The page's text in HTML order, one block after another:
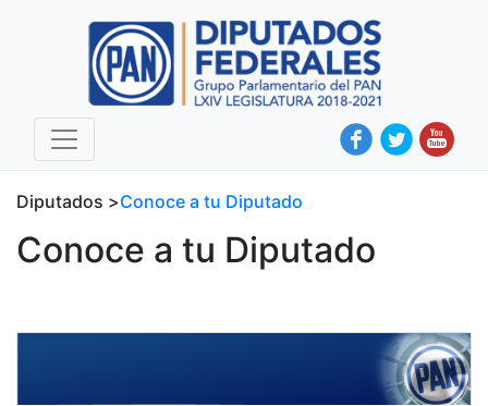
Diputados >Conoce a tu Diputado
Conoce a tu Diputado